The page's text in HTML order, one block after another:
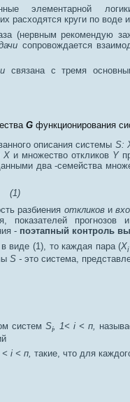
элементарной логики,
расходятся круги по воде
(нервным рекомендую
сопровождается
связана с тремя
G функционирования
описания системы S:
Х и множество откликов Y
два -семейства
(1)
разбиения откликови
показателей прогнозов
- поэтапный контроль
виде (1), то каждая пара (Хi
S - это система,
систем Si, 1< i < п,
< i < п, такие, что для